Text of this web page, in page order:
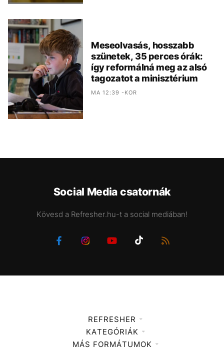
Meseolvasás, hosszabb
szünetek, 35 perces órák:
így reformálná meg az alsó
tagozatot a minisztérium
MA 12:39 -KOR
Social Media csatornák
Kövesd a Refresher.hu-t a social mediában!
REFRESHER
Médiaajánlat
KATEGÓRIÁK
Zene
MÁS FORMÁTUMOK